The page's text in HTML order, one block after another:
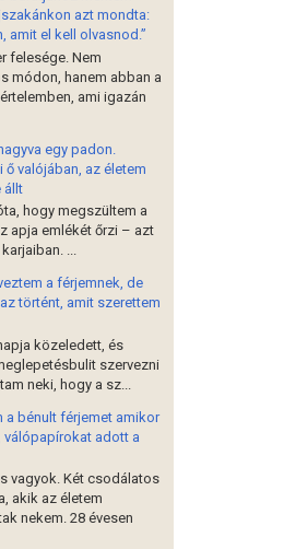
azt mondta:
amit el kell olvasnod.”
felesége. Nem
módon, hanem abban a
ami igazán
egy padon.
valójában, az életem
állt
hogy megszültem a
apja emlékét őrzi – azt
...
a férjemnek, de
történt, amit szerettem
közeledett, és
szervezni
neki, hogy a sz...
a bénult férjemet amikor
válópapírokat adott a
vagyok. Két csodálatos
akik az életem
nekem. 28 évesen